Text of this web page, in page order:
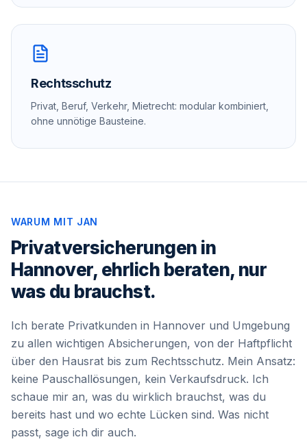
Rechtsschutz
Privat, Beruf, Verkehr, Mietrecht: modular kombiniert,
ohne unnötige Bausteine.
WARUM MIT JAN
Privatversicherungen in
Hannover, ehrlich beraten, nur
was du brauchst.
Ich berate Privatkunden in Hannover und Umgebung
zu allen wichtigen Absicherungen, von der Haftpflicht
über den Hausrat bis zum Rechtsschutz. Mein Ansatz:
keine Pauschallösungen, kein Verkaufsdruck. Ich
schaue mir an, was du wirklich brauchst, was du
bereits hast und wo echte Lücken sind. Was nicht
passt, sage ich dir auch.